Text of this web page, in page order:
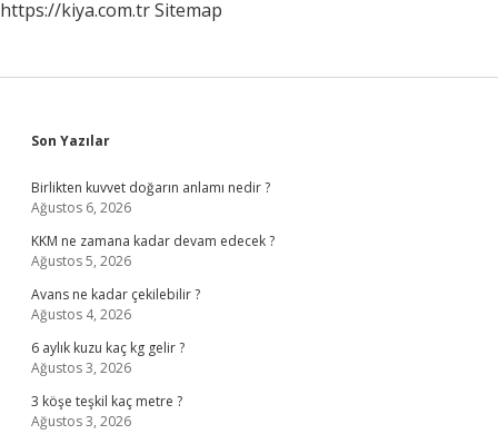
https://kiya.com.trSitemap
Sidebar
Son Yazılar
Birlikten kuvvet doğarın anlamı nedir ?
Ağustos 6, 2026
KKM ne zamana kadar devam edecek ?
Ağustos 5, 2026
Avans ne kadar çekilebilir ?
Ağustos 4, 2026
6 aylık kuzu kaç kg gelir ?
Ağustos 3, 2026
3 köşe teşkil kaç metre ?
Ağustos 3, 2026